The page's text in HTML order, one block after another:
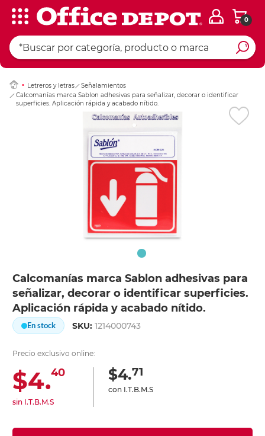
0
Letreros y letras
Señalamientos
Calcomanías marca Sablon adhesivas para señalizar, decorar o identificar
superficies. Aplicación rápida y acabado nítido.
Calcomanías marca Sablon adhesivas para
señalizar, decorar o identificar superficies.
Aplicación rápida y acabado nítido.
En stock SKU:1214000743
Precio exclusivo online:
$4.40
sin I.T.B.M.S
$4.71
con I.T.B.M.S
Ingresar Codigo